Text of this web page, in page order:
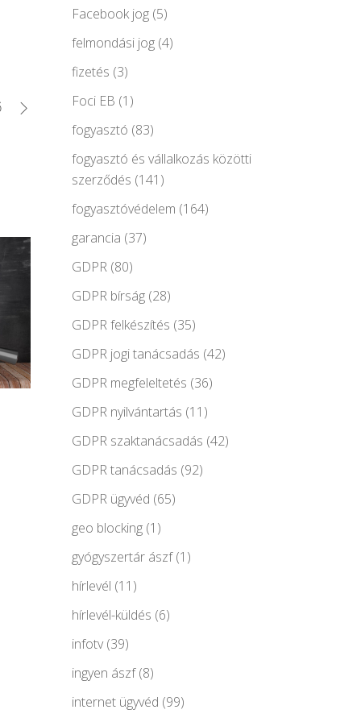
Facebook jog(5)
felmondási jog(4)
fizetés (3)
Foci EB (1)
fogyasztó (83)
fogyasztó és vállalkozás közötti
szerződés (141)
fogyasztóvédelem (164)
garancia (37)
GDPR(80)
GDPR bírság(28)
GDPR felkészítés (35)
GDPR jogi tanácsadás (42)
GDPR megfeleltetés (36)
GDPR nyilvántartás (11)
GDPR szaktanácsadás (42)
GDPR tanácsadás (92)
GDPR ügyvéd (65)
geo blocking(1)
gyógyszertár ászf(1)
hírlevél (11)
hírlevél-küldés (6)
infotv(39)
ingyen ászf(8)
internet ügyvéd (99)